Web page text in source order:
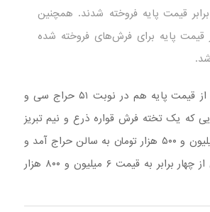
قیمت پایه فروخته شدند. همچنین
قیمت پایه برای فرش‌های فروخته شده
رکورد بیشترین رشد از قیمت پایه هم در نوبت ۵۱ حراج سی و
که یک تخته فرش قواره ذرع و نیم تبریز
با قیمت پایه یک میلیون و ۵۰۰ هزار تومان به سالن حراج آمد و
نهایتا با رشدی بیش از چهار برابر به قیمت ۶ میلیون و ۸۰۰ هزار